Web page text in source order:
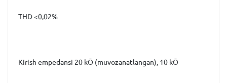
THD <0,02%
Kirish empedansi 20 kŌ (muvozanatlangan), 10 kŌ